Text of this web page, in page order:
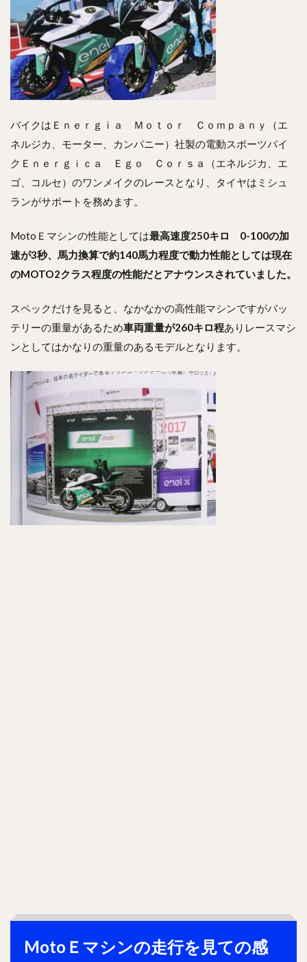
バイクはＥｎｅｒｇｉａ Ｍｏｔｏｒ Ｃｏｍｐａｎｙ（エ
ネルジカ、モーター、カンパニー）社製の電動スポーツバイ
クＥｎｅｒｇｉｃａ Ｅｇｏ Ｃｏｒｓａ（エネルジカ、エ
ゴ、コルセ）のワンメイクのレースとなり、タイヤはミシュ
ランがサポートを務めます。
MotoＥマシンの性能としては最高速度250キロ 0-100の加
速が3秒、馬力換算で約140馬力程度で動力性能としては現在
のMOTO2クラス程度の性能だとアナウンスされていました。
スペックだけを見ると、なかなかの高性能マシンですがバッ
テリーの重量があるため車両重量が260キロ程ありレースマシ
ンとしてはかなりの重量のあるモデルとなります。
MotoＥマシンの走行を見ての感